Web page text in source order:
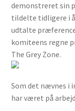
demonstreret sin
tildelte tidligere i
udtalte
komiteens regne
The Grey Zone.
Som det nævnes i
har været på